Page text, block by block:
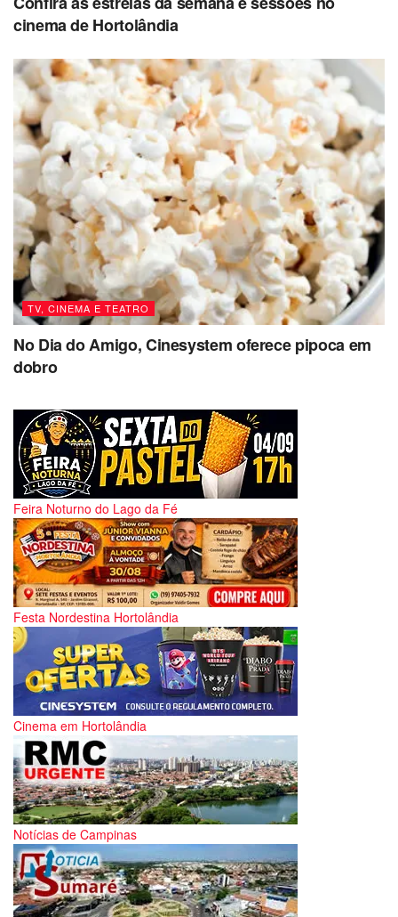
cinema de Hortolândia
TV, CINEMA E TEATRO
No Dia do Amigo, Cinesystem oferece pipoca em
dobro
Feira Noturno do Lago da Fé
Festa Nordestina Hortolândia
Cinema em Hortolândia
Notícias de Campinas